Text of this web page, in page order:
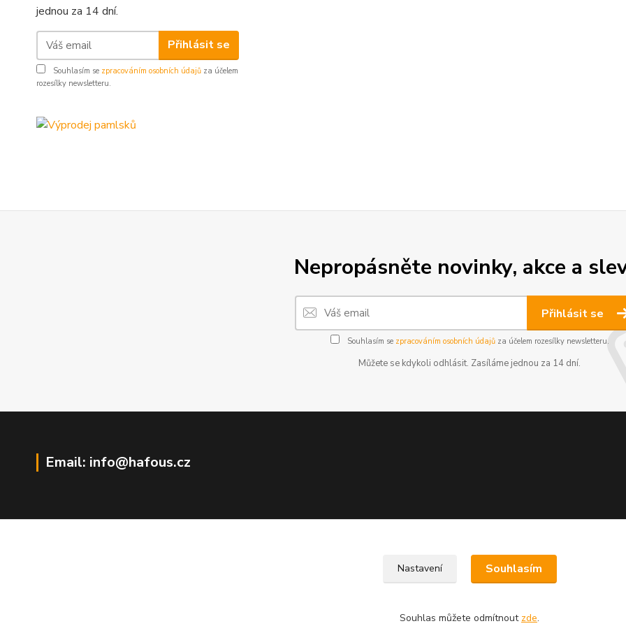
jednou za 14 dní.
Přihlásit se
Souhlasím se zpracováním osobních údajů za účelem
rozesílky newsletteru.
Nepropásněte novinky, akce a
Přihlásit se
Souhlasím se zpracováním osobních údajůza účelem rozesílky newsletteru.
Můžete se kdykoli odhlásit. Zasíláme jednou za 14 dní.
Email: info@hafous.cz
Nastavení Souhlasím
Souhlas můžete odmítnout zde.